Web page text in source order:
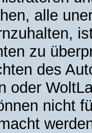
alle
zu
des
oder
nicht